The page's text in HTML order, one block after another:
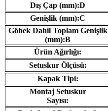
Dış Çap (mm):D
Genişlik (mm):C
Göbek Dahil Toplam Genişlik
(mm):B
Ürün Ağırlığı:
Setuskur Ölçüsü:
Kapak Tipi:
Montaj Setuskur
Sayısı: